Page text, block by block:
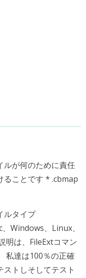
ルが何のために責任
ることです * .cbmap
ルタイプ
Windows、Linux、
明は、FileExtコマン
私達は100％の正確
トしそしてテスト